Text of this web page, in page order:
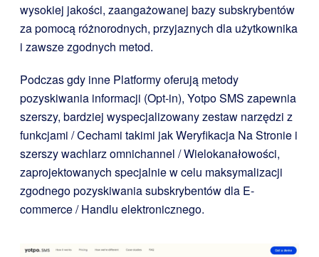
wysokiej jakości, zaangażowanej bazy subskrybentów
za pomocą różnorodnych, przyjaznych dla użytkownika
i zawsze zgodnych metod.
Podczas gdy inne Platformy oferują metody
pozyskiwania informacji (Opt-in), Yotpo SMS zapewnia
szerszy, bardziej wyspecjalizowany zestaw narzędzi z
funkcjami / Cechami takimi jak Weryfikacja Na Stronie i
szerszy wachlarz omnichannel / Wielokanałowości,
zaprojektowanych specjalnie w celu maksymalizacji
zgodnego pozyskiwania subskrybentów dla E-
commerce / Handlu elektronicznego.